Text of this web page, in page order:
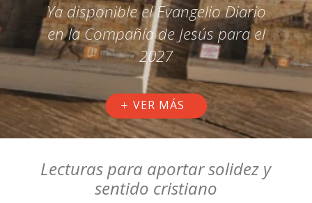
Ya disponible el Evangelio Diario
en la Compañía de Jesús para el
2027
VER MÁS
Lecturas para aportar solidez y
sentido cristiano